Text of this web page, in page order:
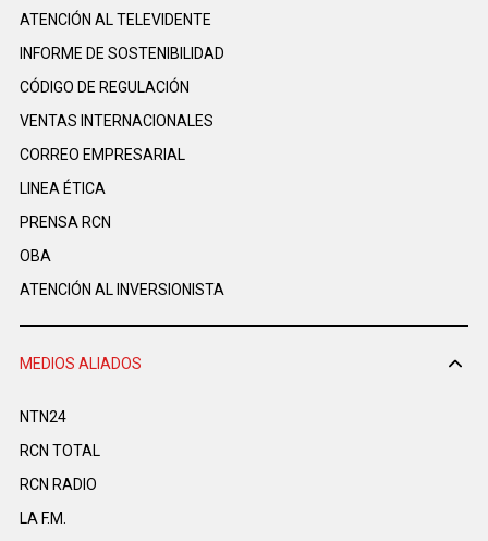
ATENCIÓN AL TELEVIDENTE
INFORME DE SOSTENIBILIDAD
CÓDIGO DE REGULACIÓN
VENTAS INTERNACIONALES
CORREO EMPRESARIAL
LINEA ÉTICA
PRENSA RCN
OBA
ATENCIÓN AL INVERSIONISTA
MEDIOS ALIADOS
NTN24
RCN TOTAL
RCN RADIO
LA F.M.